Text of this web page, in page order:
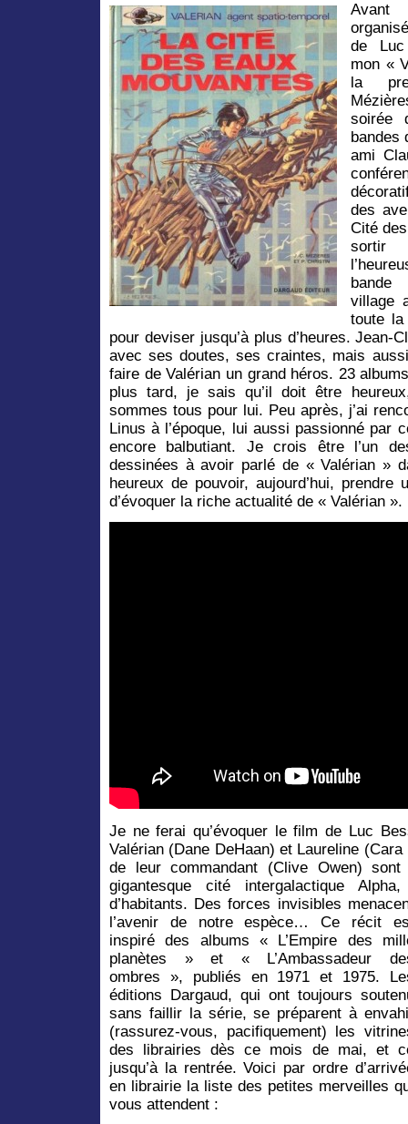
Avant
de Luc
mon «
la
soirée
bandes
ami
des
Cité
sortir
bande
village
toute
pour deviser jusqu’à plus d’heures. Jean-
avec ses doutes, ses craintes, mais
faire de Valérian un grand héros. 23
plus tard, je sais qu’il doit être
sommes tous pour lui. Peu après, j’ai
Linus à l’époque, lui aussi passionné par
encore balbutiant. Je crois être l’un
dessinées à avoir parlé de « Valérian »
heureux de pouvoir, aujourd’hui,
d’évoquer la riche actualité de « Valérian ».
Je ne ferai qu’évoquer le film de Luc
Valérian (Dane DeHaan) et Laureline
de leur commandant (Clive Owen)
gigantesque cité intergalactique
d’habitants. Des forces invisibles
l’avenir de notre espèce… Ce récit
inspiré des albums « L’Empire des
planètes » et « L’Ambassadeur
ombres », publiés en 1971 et 1975.
éditions Dargaud, qui ont toujours
sans faillir la série, se préparent à
(rassurez-vous, pacifiquement) les
des librairies dès ce mois de mai, et
jusqu’à la rentrée. Voici par ordre
en librairie la liste des petites merveilles
vous attendent :